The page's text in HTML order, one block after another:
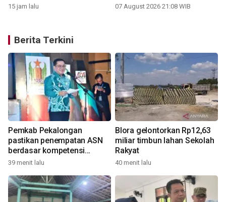
15 jam lalu 07 August 2026 21:08 WIB
Berita Terkini
Pemkab Pekalongan
pastikan penempatan ASN
berdasar kompetensi
pasca-OTT
39 menit lalu
Blora gelontorkan Rp12,63
miliar timbun lahan Sekolah
Rakyat
40 menit lalu